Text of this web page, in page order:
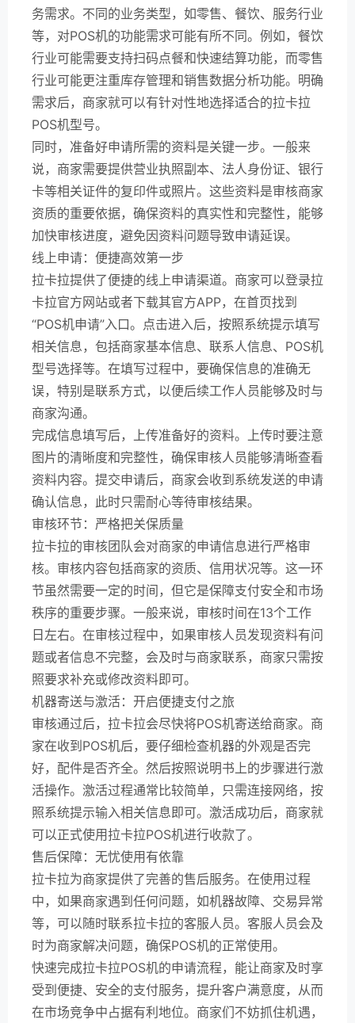
务需求。不同的业务类型，如零售、餐饮、服务行业
等，对POS机的功能需求可能有所不同。例如，餐饮
行业可能需要支持扫码点餐和快速结算功能，而零售
行业可能更注重库存管理和销售数据分析功能。明确
需求后，商家就可以有针对性地选择适合的拉卡拉
POS机型号。
同时，准备好申请所需的资料是关键一步。一般来
说，商家需要提供营业执照副本、法人身份证、银行
卡等相关证件的复印件或照片。这些资料是审核商家
资质的重要依据，确保资料的真实性和完整性，能够
加快审核进度，避免因资料问题导致申请延误。
线上申请：便捷高效第一步
拉卡拉提供了便捷的线上申请渠道。商家可以登录拉
卡拉官方网站或者下载其官方APP，在首页找到
“POS机申请”入口。点击进入后，按照系统提示填写
相关信息，包括商家基本信息、联系人信息、POS机
型号选择等。在填写过程中，要确保信息的准确无
误，特别是联系方式，以便后续工作人员能够及时与
商家沟通。
完成信息填写后，上传准备好的资料。上传时要注意
图片的清晰度和完整性，确保审核人员能够清晰查看
资料内容。提交申请后，商家会收到系统发送的申请
确认信息，此时只需耐心等待审核结果。
审核环节：严格把关保质量
拉卡拉的审核团队会对商家的申请信息进行严格审
核。审核内容包括商家的资质、信用状况等。这一环
节虽然需要一定的时间，但它是保障支付安全和市场
秩序的重要步骤。一般来说，审核时间在13个工作
日左右。在审核过程中，如果审核人员发现资料有问
题或者信息不完整，会及时与商家联系，商家只需按
照要求补充或修改资料即可。
机器寄送与激活：开启便捷支付之旅
审核通过后，拉卡拉会尽快将POS机寄送给商家。商
家在收到POS机后，要仔细检查机器的外观是否完
好，配件是否齐全。然后按照说明书上的步骤进行激
活操作。激活过程通常比较简单，只需连接网络，按
照系统提示输入相关信息即可。激活成功后，商家就
可以正式使用拉卡拉POS机进行收款了。
售后保障：无忧使用有依靠
拉卡拉为商家提供了完善的售后服务。在使用过程
中，如果商家遇到任何问题，如机器故障、交易异常
等，可以随时联系拉卡拉的客服人员。客服人员会及
时为商家解决问题，确保POS机的正常使用。
快速完成拉卡拉POS机的申请流程，能让商家及时享
受到便捷、安全的支付服务，提升客户满意度，从而
在市场竞争中占据有利地位。商家们不妨抓住机遇，